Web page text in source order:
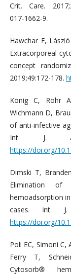
Crit. Care.
017-1662-9.
Hawchar F,
Extracorporeal
concept
2019;49:172-178.
König C, Röhr
Wichmann D,
of anti-infective
Int. J. Artif.
https://doi.org/
Dimski T,
Elimination of
hemoadsorption
cases. Int. J.
https://doi.org/
Poli EC, Simoni
Ferry T,
Cytosorb®